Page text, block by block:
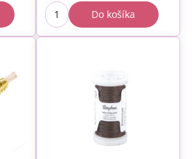
Do košíka